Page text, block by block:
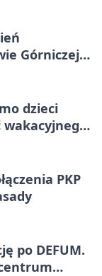
Górniczej.
dzieci
wakacyjnego
PKP
po DEFUM.